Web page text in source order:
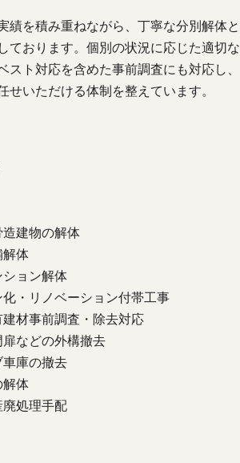
績を積み重ねながら、丁寧な分別解体と
ております。個別の状況に応じた適切な
スト対応を含めた事前調査にも対応し、
せいただける体制を整えています。
建物の解体
解体
ション解体
・リノベーション付帯工事
材事前調査・除去対応
などの外構撤去
庫の撤去
解体
廃処理手配